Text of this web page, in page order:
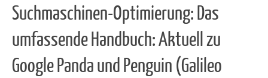
Suchmaschinen-Optimierung: Das
umfassende Handbuch: Aktuell zu
Google Panda und Penguin (Galileo